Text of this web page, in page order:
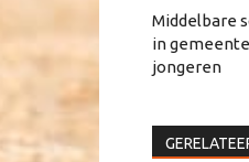
Middelbare
in
jongeren